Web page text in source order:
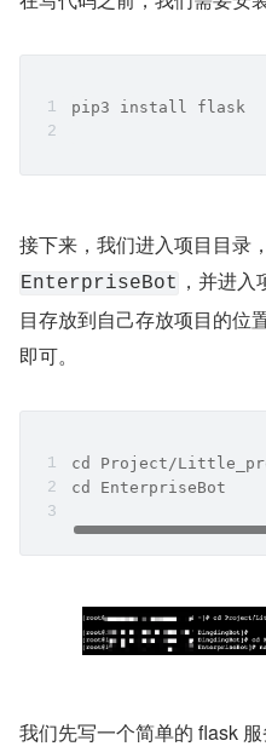
pip3 install flask
接下来，我们进入项目目录
EnterpriseBot ，并进
目存放到自己存放项目的位
即可。
cd Project/
cd EnterpriseBot
我们先写一个简单的 flask